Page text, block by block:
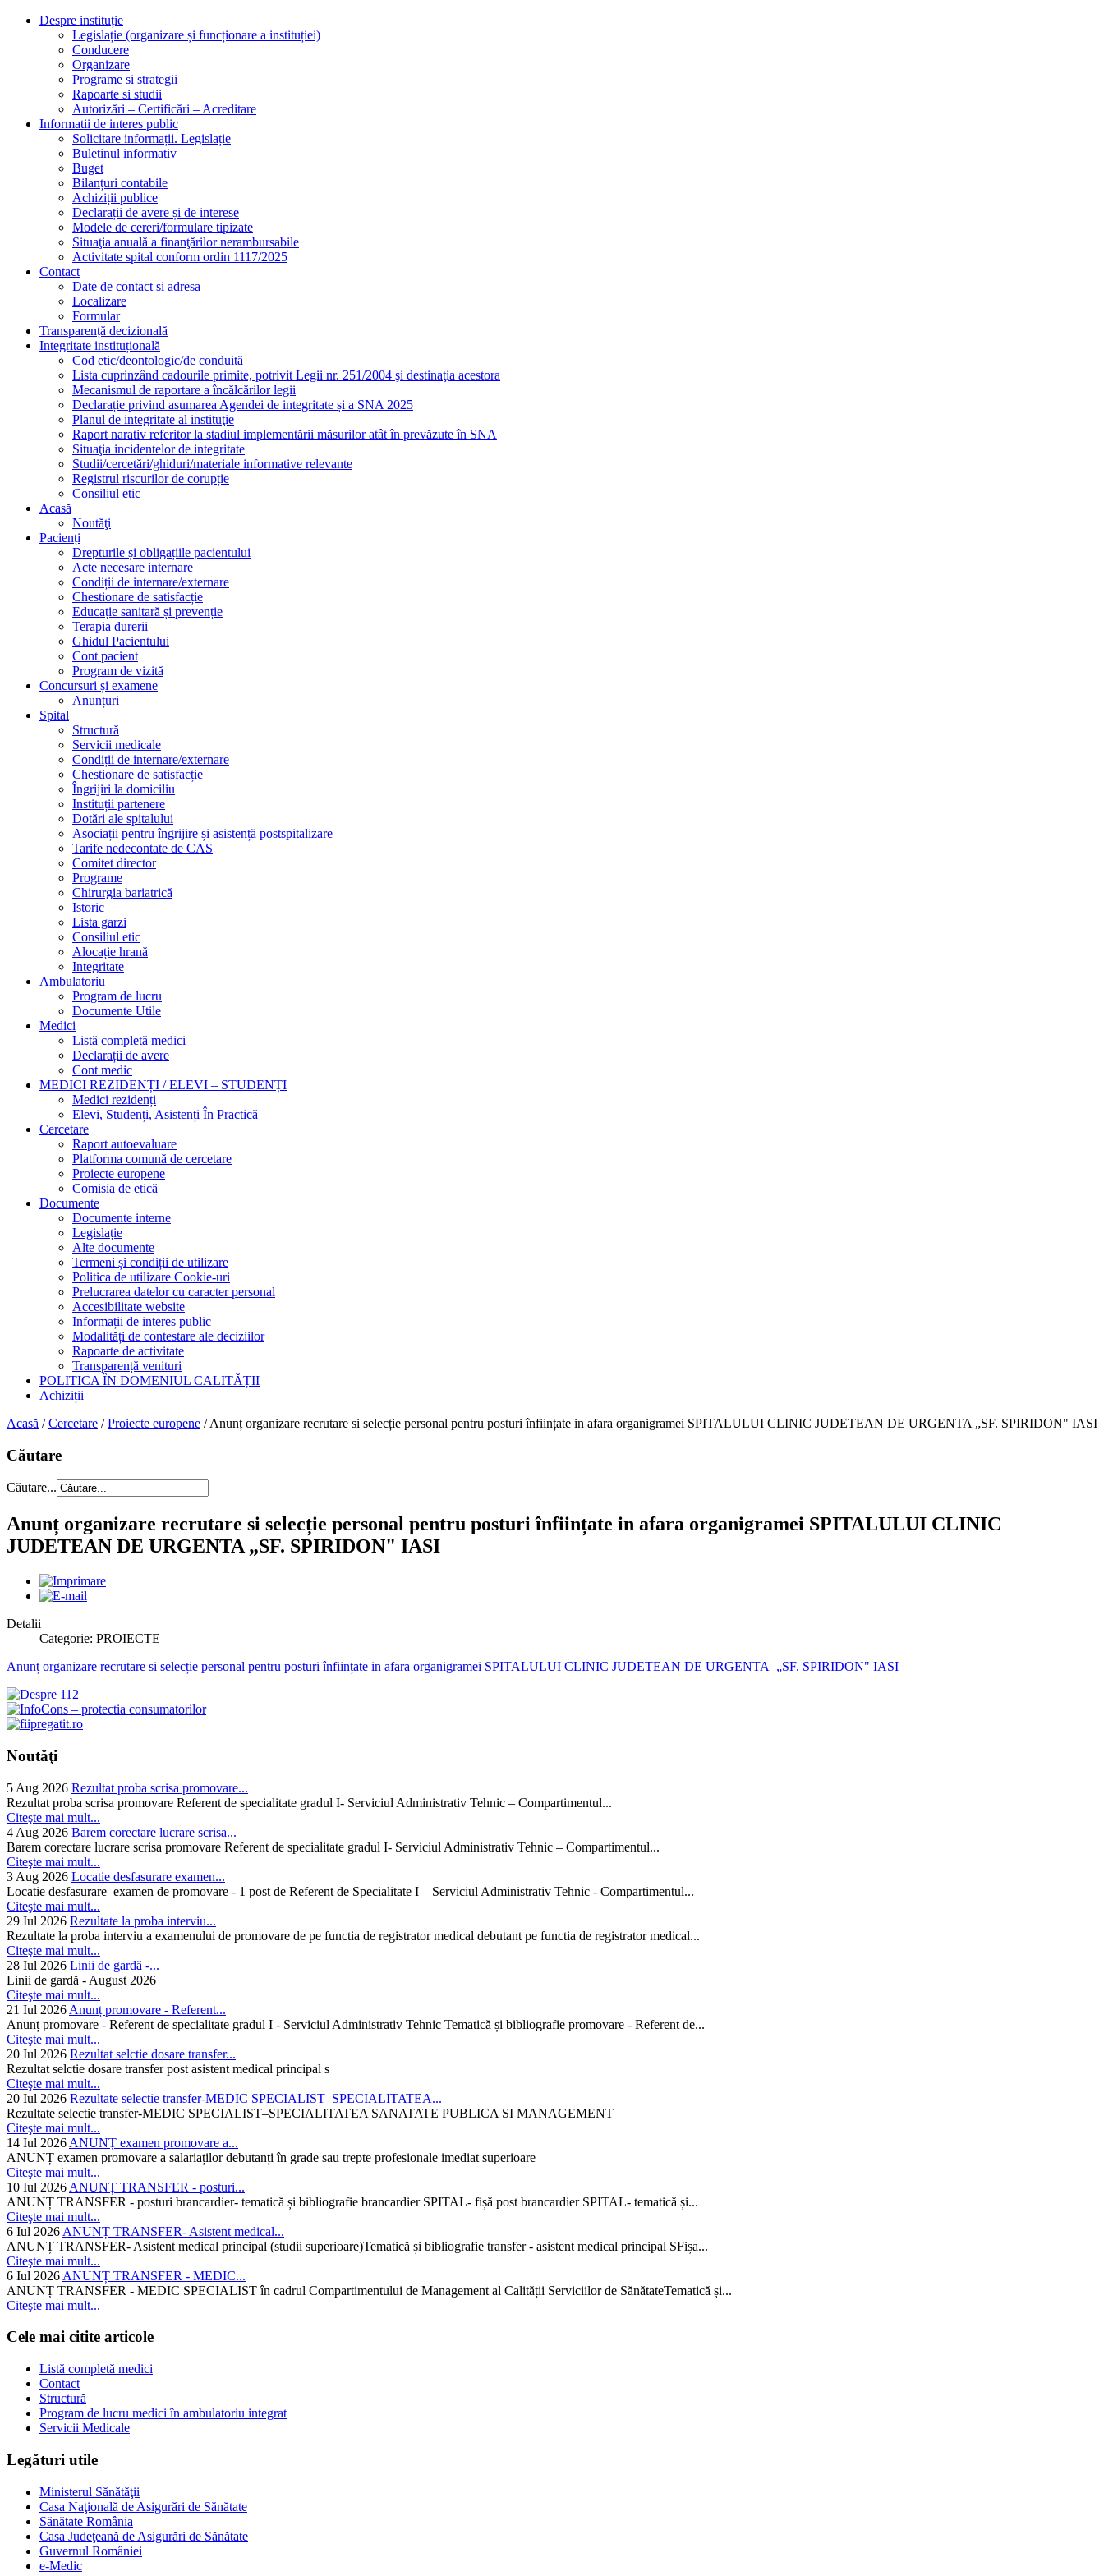
Despre instituție
Legislație (organizare și funcționare a instituției)
Conducere
Organizare
Programe si strategii
Rapoarte si studii
Autorizări – Certificări – Acreditare
Informatii de interes public
Solicitare informații. Legislație
Buletinul informativ
Buget
Bilanțuri contabile
Achiziții publice
Declarații de avere și de interese
Modele de cereri/formulare tipizate
Situaţia anuală a finanţărilor nerambursabile
Activitate spital conform ordin 1117/2025
Contact
Date de contact si adresa
Localizare
Formular
Transparență decizională
Integritate instituțională
Cod etic/deontologic/de conduită
Lista cuprinzând cadourile primite, potrivit Legii nr. 251/2004 şi destinaţia acestora
Mecanismul de raportare a încălcărilor legii
Declarație privind asumarea Agendei de integritate și a SNA 2025
Planul de integritate al instituţie
Raport narativ referitor la stadiul implementării măsurilor atât în prevăzute în SNA
Situaţia incidentelor de integritate
Studii/cercetări/ghiduri/materiale informative relevante
Registrul riscurilor de corupție
Consiliul etic
Acasă
Noutăţi
Pacienți
Drepturile și obligațiile pacientului
Acte necesare internare
Condiții de internare/externare
Chestionare de satisfacție
Educație sanitară și prevenție
Terapia durerii
Ghidul Pacientului
Cont pacient
Program de vizită
Concursuri și examene
Anunțuri
Spital
Structură
Servicii medicale
Condiții de internare/externare
Chestionare de satisfacție
Îngrijiri la domiciliu
Instituții partenere
Dotări ale spitalului
Asociații pentru îngrijire și asistență postspitalizare
Tarife nedecontate de CAS
Comitet director
Programe
Chirurgia bariatrică
Istoric
Lista garzi
Consiliul etic
Alocație hrană
Integritate
Ambulatoriu
Program de lucru
Documente Utile
Medici
Listă completă medici
Declarații de avere
Cont medic
MEDICI REZIDENȚI / ELEVI – STUDENȚI
Medici rezidenți
Elevi, Studenți, Asistenți În Practică
Cercetare
Raport autoevaluare
Platforma comună de cercetare
Proiecte europene
Comisia de etică
Documente
Documente interne
Legislație
Alte documente
Termeni și condiții de utilizare
Politica de utilizare Cookie-uri
Prelucrarea datelor cu caracter personal
Accesibilitate website
Informații de interes public
Modalități de contestare ale deciziilor
Rapoarte de activitate
Transparență venituri
POLITICA ÎN DOMENIUL CALITĂȚII
Achiziții
Acasă /Cercetare /Proiecte europene /Anunț organizare recrutare si selecție personal pentru posturi înființate in afara organigramei SPITALULUI CLINIC JUDETEAN DE URGENTA „SF. SPIRIDON" IASI
Căutare
Căutare...
Anunț organizare recrutare si selecție personal pentru posturi înființate in afara organigramei SPITALULUI CLINIC
JUDETEAN DE URGENTA „SF. SPIRIDON" IASI
Detalii
Categorie: PROIECTE
Anunț organizare recrutare si selecție personal pentru posturi înființate in afara organigramei SPITALULUI CLINIC JUDETEAN DE URGENTA „SF. SPIRIDON" IASI
Noutăţi
5 Aug 2026 Rezultat proba scrisa promovare...
Rezultat proba scrisa promovare Referent de specialitate gradul I- Serviciul Administrativ Tehnic – Compartimentul...
Citeşte mai mult...
4 Aug 2026 Barem corectare lucrare scrisa...
Barem corectare lucrare scrisa promovare Referent de specialitate gradul I- Serviciul Administrativ Tehnic – Compartimentul...
Citeşte mai mult...
3 Aug 2026 Locatie desfasurare examen...
Locatie desfasurare examen de promovare - 1 post de Referent de Specialitate I – Serviciul Administrativ Tehnic - Compartimentul...
Citeşte mai mult...
29 Iul 2026 Rezultate la proba interviu...
Rezultate la proba interviu a examenului de promovare de pe functia de registrator medical debutant pe functia de registrator medical...
Citeşte mai mult...
28 Iul 2026 Linii de gardă -...
Linii de gardă - August 2026
Citeşte mai mult...
21 Iul 2026 Anunț promovare - Referent...
Anunț promovare - Referent de specialitate gradul I - Serviciul Administrativ Tehnic Tematică și bibliografie promovare - Referent de...
Citeşte mai mult...
20 Iul 2026 Rezultat selctie dosare transfer...
Rezultat selctie dosare transfer post asistent medical principal s
Citeşte mai mult...
20 Iul 2026 Rezultate selectie transfer-MEDIC SPECIALIST–SPECIALITATEA...
Rezultate selectie transfer-MEDIC SPECIALIST–SPECIALITATEA SANATATE PUBLICA SI MANAGEMENT
Citeşte mai mult...
14 Iul 2026 ANUNȚ examen promovare a...
ANUNȚ examen promovare a salariaților debutanți în grade sau trepte profesionale imediat superioare
Citeşte mai mult...
10 Iul 2026 ANUNȚ TRANSFER - posturi...
ANUNȚ TRANSFER - posturi brancardier- tematică și bibliografie brancardier SPITAL- fișă post brancardier SPITAL- tematică și...
Citeşte mai mult...
6 Iul 2026 ANUNȚ TRANSFER- Asistent medical...
ANUNȚ TRANSFER- Asistent medical principal (studii superioare)Tematică și bibliografie transfer - asistent medical principal SFișa...
Citeşte mai mult...
6 Iul 2026 ANUNȚ TRANSFER - MEDIC...
ANUNȚ TRANSFER - MEDIC SPECIALIST în cadrul Compartimentului de Management al Calității Serviciilor de SănătateTematică și...
Citeşte mai mult...
Cele mai citite articole
Listă completă medici
Contact
Structură
Program de lucru medici în ambulatoriu integrat
Servicii Medicale
Legături utile
Ministerul Sănătăţii
Casa Naţională de Asigurări de Sănătate
Sănătate România
Casa Judeţeană de Asigurări de Sănătate
Guvernul României
e-Medic